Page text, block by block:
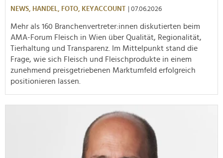
NEWS, HANDEL, FOTO, KEYACCOUNT | 07.06.2026
Mehr als 160 Branchenvertreter:innen diskutierten beim
AMA-Forum Fleisch in Wien über Qualität, Regionalität,
Tierhaltung und Transparenz. Im Mittelpunkt stand die
Frage, wie sich Fleisch und Fleischprodukte in einem
zunehmend preisgetriebenen Marktumfeld erfolgreich
positionieren lassen.